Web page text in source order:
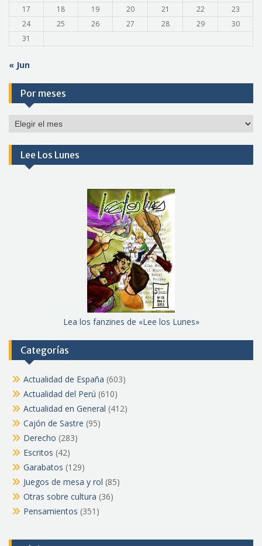
17
18 19 20 21 22
23
24
25 26 27 28 29
30
31
« Jun
Por meses
Por
Lee Los Lunes
Lea los fanzines de «Lee los Lunes»
Categorías
Actualidad de España (603)
Actualidad del Perú (610)
Actualidad en General (412)
Cajón de Sastre (95)
Derecho (283)
Escritos (42)
Garabatos (129)
Juegos de mesa y rol (85)
Otras sobre cultura (36)
Pensamientos (351)